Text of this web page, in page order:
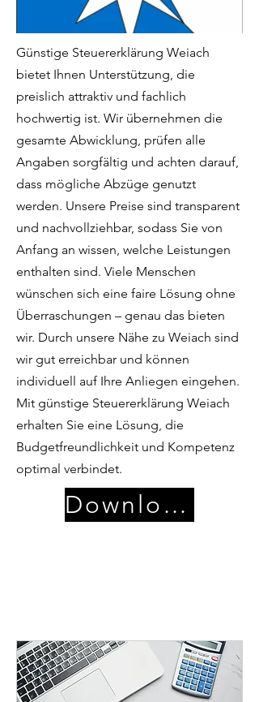
Günstige Steuererklärung Weiach
bietet Ihnen Unterstützung, die
preislich attraktiv und fachlich
hochwertig ist. Wir übernehmen die
gesamte Abwicklung, prüfen alle
Angaben sorgfältig und achten darauf,
dass mögliche Abzüge genutzt
werden. Unsere Preise sind transparent
und nachvollziehbar, sodass Sie von
Anfang an wissen, welche Leistungen
enthalten sind. Viele Menschen
wünschen sich eine faire Lösung ohne
Überraschungen – genau das bieten
wir. Durch unsere Nähe zu Weiach sind
wir gut erreichbar und können
individuell auf Ihre Anliegen eingehen.
Mit günstige Steuererklärung Weiach
erhalten Sie eine Lösung, die
Budgetfreundlichkeit und Kompetenz
optimal verbindet.
Download